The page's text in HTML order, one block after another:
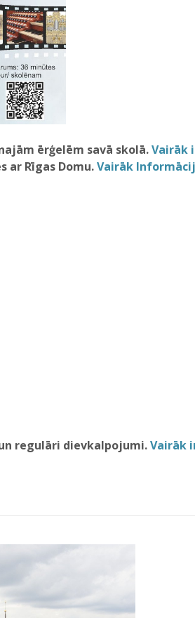
ērģelēm savā skolā.Vairāk
ar Rīgas Domu.Vairāk
regulāri dievkalpojumi.Vairāk